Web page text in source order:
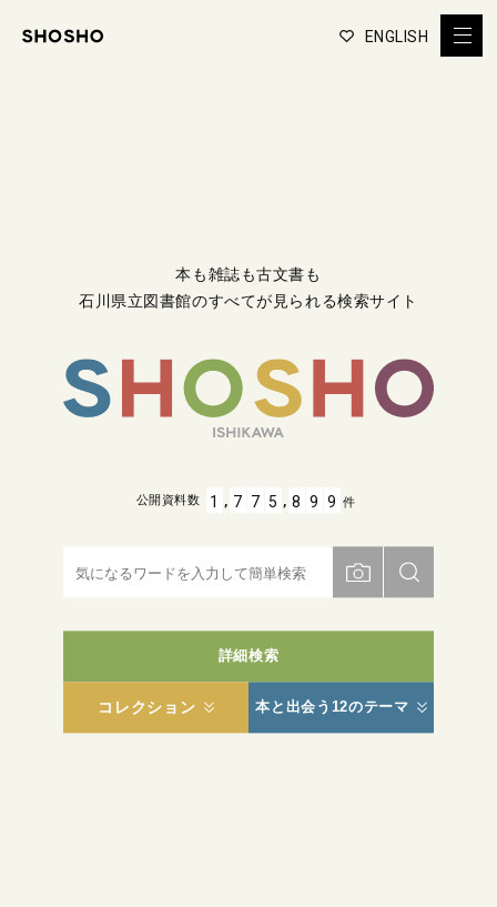
ENGLISH
本も雑誌も古文書も
石川県立図書館のすべてが見られる検索サイト
詳細検索
コレクション 本と出会う12のテーマ
公開資料数 1 , 7 7 5 , 8 9 9 件